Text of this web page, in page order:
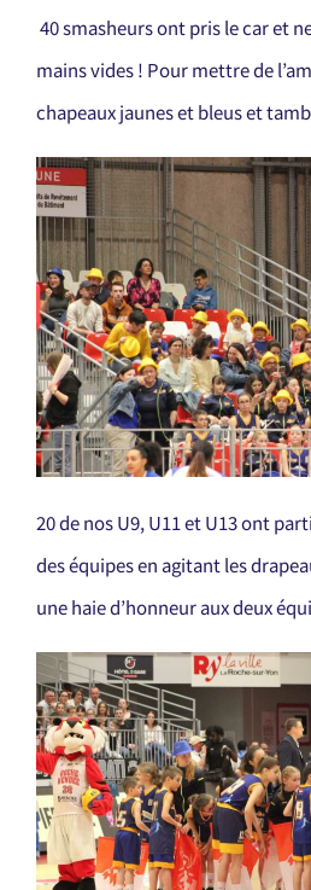
40 smasheurs ont pris le car et
mains vides ! Pour mettre de
chapeaux jaunes et bleus et
20 de nos U9, U11 et U13 ont
des équipes en agitant les
une haie d’honneur aux deux